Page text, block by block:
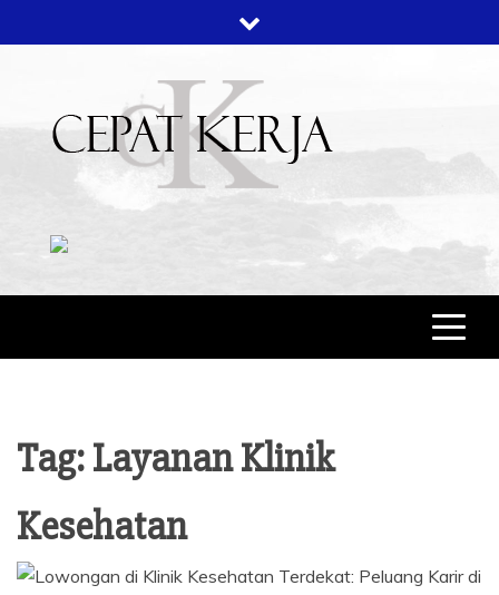
to
CEPAT KERJA
BERITA BISNIS
Tag:Layanan Klinik
Kesehatan